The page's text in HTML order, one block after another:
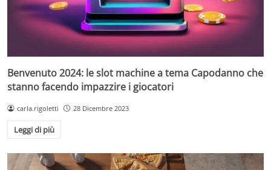
Benvenuto 2024: le slot machine a tema Capodanno che
stanno facendo impazzire i giocatori
carla.rigoletti 28 Dicembre 2023
Leggi di più